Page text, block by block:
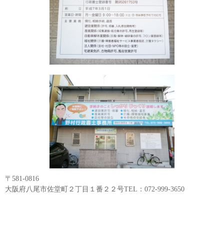
〒581-0816
大阪府八尾市佐堂町２丁目１番２２号TEL：072-999-3650